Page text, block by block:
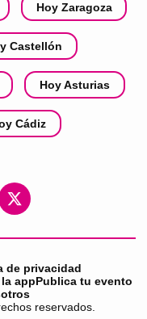
Hoy Zaragoza
Castellón
Hoy Asturias
Cádiz
de privacidad
appPublica tu evento
reservados.